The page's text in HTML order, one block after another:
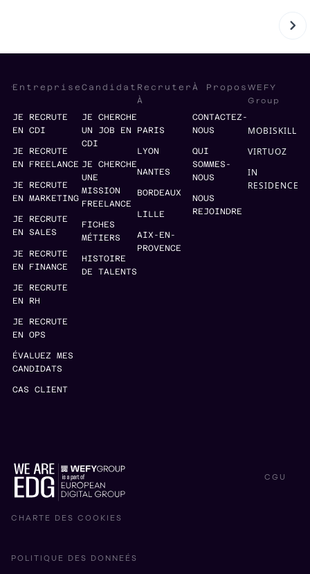
Entreprise
JE RECRUTE
EN CDI
JE RECRUTE
EN FREELANCE
JE RECRUTE
EN MARKETING
JE RECRUTE
EN SALES
JE RECRUTE
EN FINANCE
JE RECRUTE
EN RH
JE RECRUTE
EN OPS
ÉVALUEZ MES
CANDIDATS
CAS CLIENT
Candidat
JE CHERCHE
UN JOB EN
CDI
JE CHERCHE
UNE
MISSION
FREELANCE
FICHES
MÉTIERS
HISTOIRE
DE TALENTS
Recruter
À
PARIS
LYON
NANTES
BORDEAUX
LILLE
AIX-EN-
PROVENCE
À Propos
CONTACTEZ-
NOUS
QUI
SOMMES-
NOUS
NOUS
REJOINDRE
WEFY
Group
MOBISKILL
VIRTUOZ
IN
RESIDENCE
CHARTE DES COOKIES
POLITIQUE DES DONNEÉS
CGU